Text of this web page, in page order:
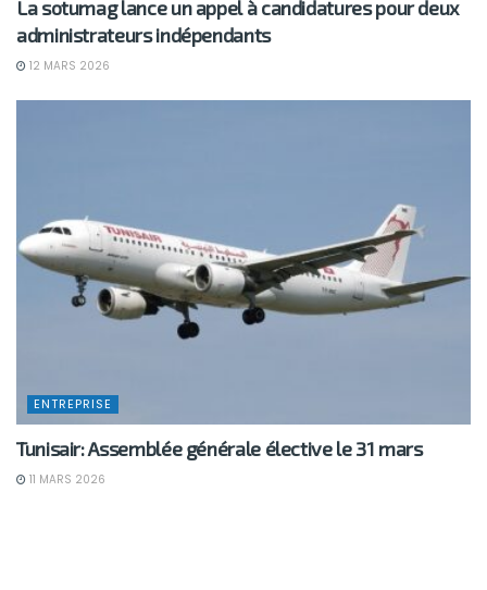
La sotumag lance un appel à candidatures pour deux
administrateurs indépendants
12 MARS 2026
ENTREPRISE
Tunisair: Assemblée générale élective le 31 mars
11 MARS 2026